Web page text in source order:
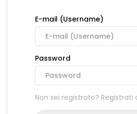
E-mail (Username)
Password
Non sei registrato? Registrati